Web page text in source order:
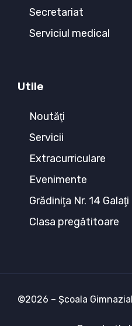
Secretariat
Serviciul medical
Utile
Noutăţi
Servicii
Extracurriculare
Evenimente
Grădiniţa Nr. 14 Galaţi
Clasa pregătitoare
©2026 – Școala